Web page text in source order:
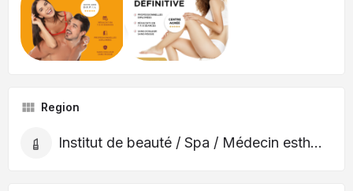
Region
Institut de beauté / Spa / Médecin esthétique